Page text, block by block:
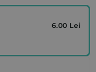
6.00 Lei